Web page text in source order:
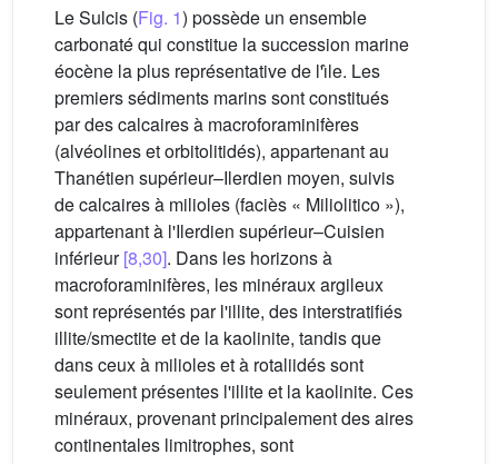
Le Sulcis (Fig. 1) possède un ensemble
carbonaté qui constitue la succession marine
éocène la plus représentative de l'ı̂le. Les
premiers sédiments marins sont constitués
par des calcaires à macroforaminifères
(alvéolines et orbitolitidés), appartenant au
Thanétien supérieur–Ilerdien moyen, suivis
de calcaires à milioles (faciès « Miliolitico »),
appartenant à l'Ilerdien supérieur–Cuisien
inférieur[8,30]. Dans les horizons à
macroforaminifères, les minéraux argileux
sont représentés par l'illite, des interstratifiés
illite/smectite et de la kaolinite, tandis que
dans ceux à milioles et à rotaliidés sont
seulement présentes l'illite et la kaolinite. Ces
minéraux, provenant principalement des aires
continentales limitrophes, sont